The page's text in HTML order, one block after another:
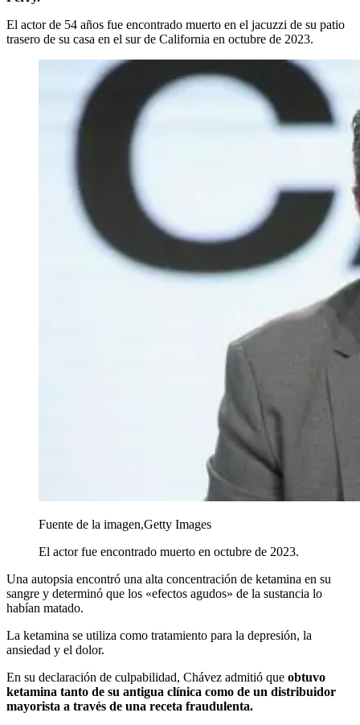
El actor de 54 años fue encontrado muerto en el jacuzzi de su patio
trasero de su casa en el sur de California en octubre de 2023.
Fuente de la imagen,Getty Images
El actor fue encontrado muerto en octubre de 2023.
Una autopsia encontró una alta concentración de ketamina en su
sangre y determinó que los «efectos agudos» de la sustancia lo
habían matado.
La ketamina se utiliza como tratamiento para la depresión, la
ansiedad y el dolor.
En su declaración de culpabilidad, Chávez admitió que obtuvo
ketamina tanto de su antigua clínica como de un distribuidor
mayorista a través de una receta fraudulenta.